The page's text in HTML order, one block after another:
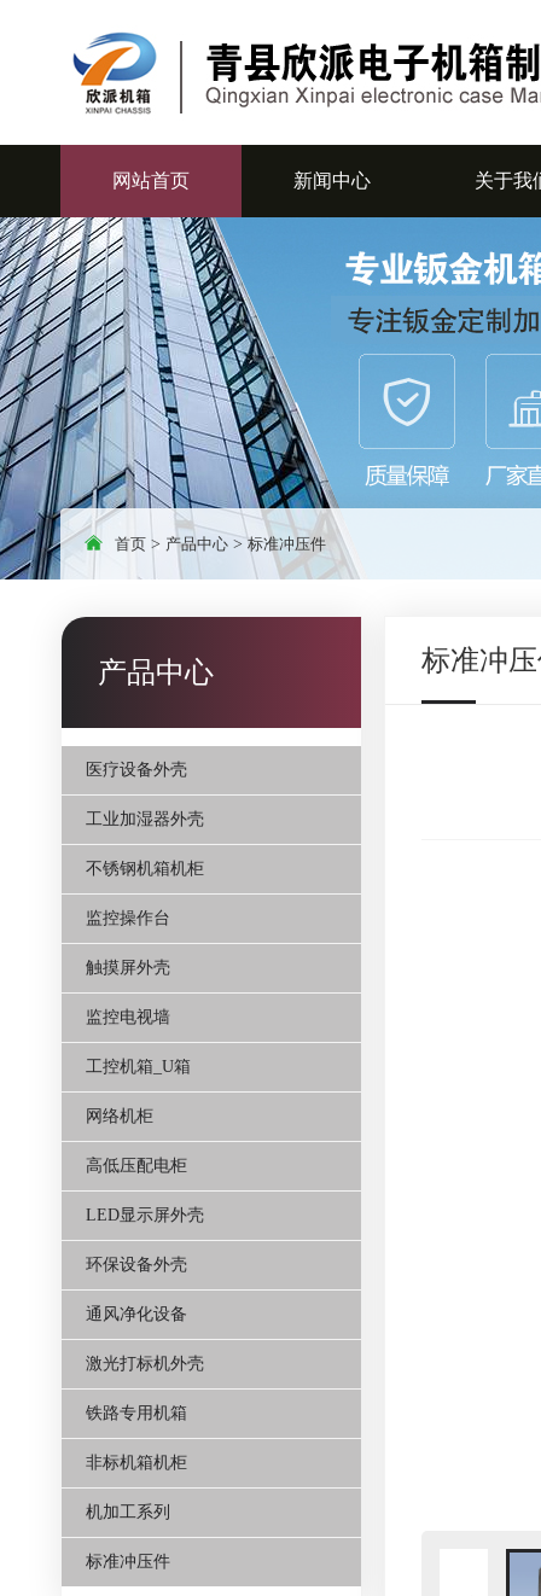
网站首页 新闻中心 关于我
首页 > 产品中心 >标准冲压件
产品中心
医疗设备外壳
工业加湿器外壳
不锈钢机箱机柜
监控操作台
触摸屏外壳
监控电视墙
工控机箱_U箱
网络机柜
高低压配电柜
LED显示屏外壳
环保设备外壳
通风净化设备
激光打标机外壳
铁路专用机箱
非标机箱机柜
机加工系列
标准冲压件
标准冲